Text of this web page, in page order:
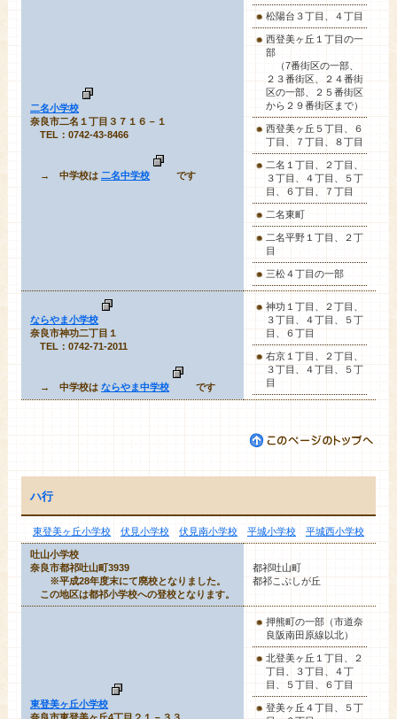
二名小学校
奈良市二名１丁目３７１６－１
TEL：0742-43-8466
→ 中学校は 二名中学校 です
松陽台３丁目、４丁目
西登美ヶ丘１丁目の一
部
（7番街区の一部、
２３番街区、２４番街
区の一部、２５番街区
から２９番街区まで）
西登美ヶ丘５丁目、６
丁目、７丁目、８丁目
二名１丁目、２丁目、
３丁目、４丁目、５丁
目、６丁目、７丁目
二名東町
二名平野１丁目、２丁
目
三松４丁目の一部
ならやま小学校
奈良市神功二丁目１
TEL：0742-71-2011
→ 中学校は ならやま中学校 です
神功１丁目、２丁目、
３丁目、４丁目、５丁
目、
６丁目
右京１丁目、２丁目、
３丁目、４丁目、５丁
目
ハ行
東登美ヶ丘小学校 伏見小学校 伏見南小学校 平城小学校 平城西小学校
吐山小学校
奈良市都祁吐山町3939
※平成28年度末にて廃校となりました。
この地区は都祁小学校への登校となります。
都祁吐山町
都祁こぶしが丘
東登美ヶ丘小学校
奈良市東登美ヶ丘4丁目２１－３３
押熊町の一部（市道奈
良阪南田原線以北）
北登美ヶ丘１丁目、２
丁目、３丁目、４丁
目、５丁目、６丁目
登美ヶ丘４丁目、５丁